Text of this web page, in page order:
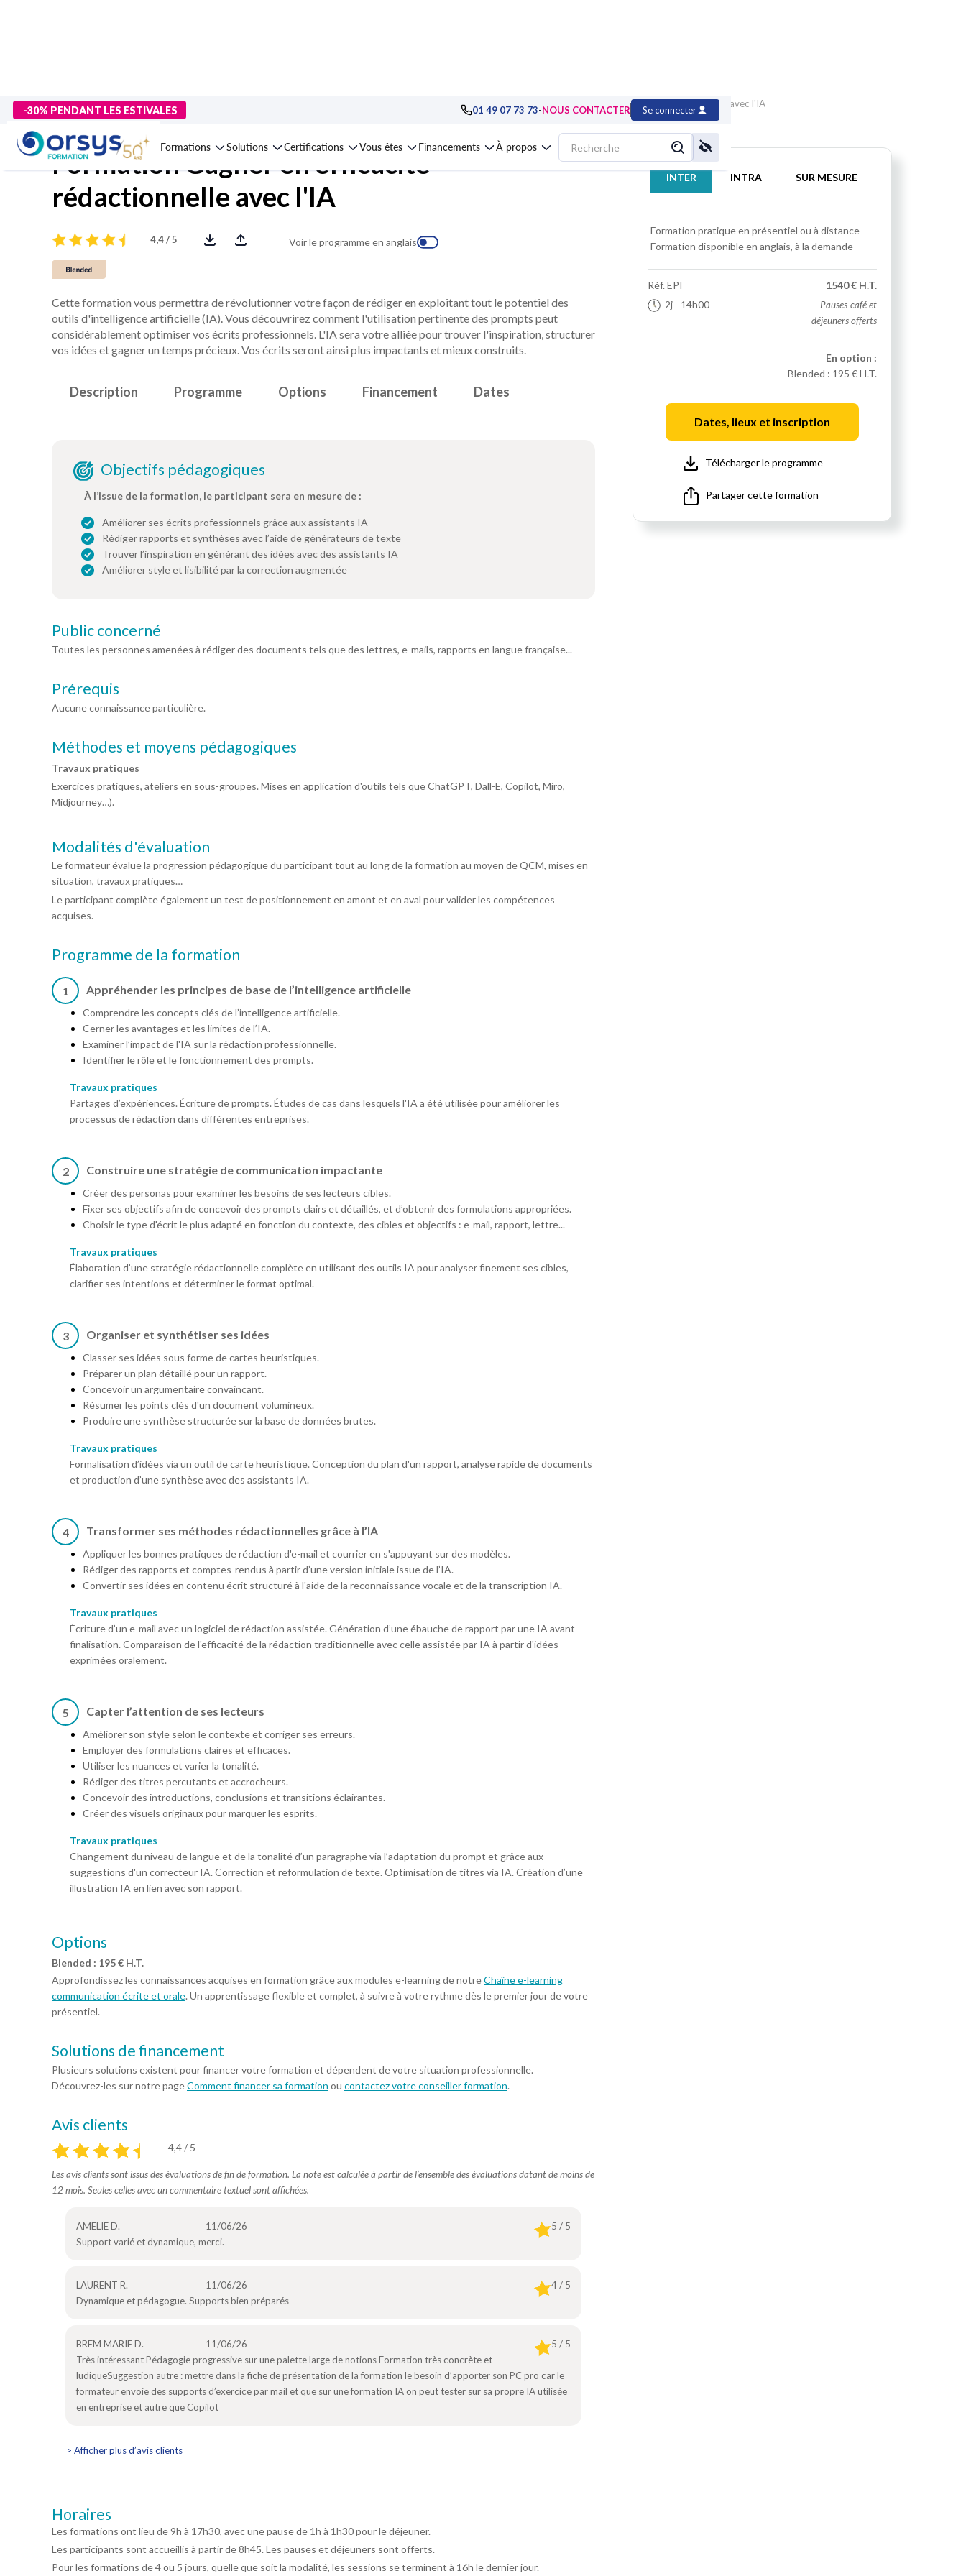
-30% PENDANT LES ESTIVALES 01 49 07 73 73-NOUS CONTACTER Se connecter
Formations Solutions Certifications Vous êtes Financements À propos
> Formations>Management - Développement personnel Ecrits professionnels Formation Gagner en efficacité rédactionnelle avec l'IA
Formation Gagner en efficacité
rédactionnelle avec l'IA
4,4 / 5 Voir le programme en anglais
INTER INTRA SUR MESURE
Formation pratique en présentiel ou à distance
Formation disponible en anglais, à la demande
Réf. EPI
2j - 14h00
1540 € H.T.
Pauses-café et
déjeuners offerts
En option :
Blended : 195 € H.T.
Dates, lieux et inscription
Télécharger le programme
Partager cette formation
Cette formation vous permettra de révolutionner votre façon de rédiger en exploitant tout le potentiel des
outils d'intelligence artificielle (IA). Vous découvrirez comment l'utilisation pertinente des prompts peut
considérablement optimiser vos écrits professionnels. L'IA sera votre alliée pour trouver l'inspiration, structurer
vos idées et gagner un temps précieux. Vos écrits seront ainsi plus impactants et mieux construits.
Description Programme Options Financement Dates
Objectifs pédagogiques
À l’issue de la formation, le participant sera en mesure de :
Améliorer ses écrits professionnels grâce aux assistants IA
Rédiger rapports et synthèses avec l’aide de générateurs de texte
Trouver l’inspiration en générant des idées avec des assistants IA
Améliorer style et lisibilité par la correction augmentée
Public concerné
Toutes les personnes amenées à rédiger des documents tels que des lettres, e-mails, rapports en langue française...
Prérequis
Aucune connaissance particulière.
Méthodes et moyens pédagogiques
Travaux pratiques
Exercices pratiques, ateliers en sous-groupes. Mises en application d'outils tels que ChatGPT, Dall-E, Copilot, Miro,
Midjourney…).
Modalités d'évaluation
Le formateur évalue la progression pédagogique du participant tout au long de la formation au moyen de QCM, mises en
situation, travaux pratiques…
Le participant complète également un test de positionnement en amont et en aval pour valider les compétences
acquises.
Programme de la formation
1 Appréhender les principes de base de l’intelligence artificielle
Comprendre les concepts clés de l’intelligence artificielle.
Cerner les avantages et les limites de l’IA.
Examiner l’impact de l'IA sur la rédaction professionnelle.
Identifier le rôle et le fonctionnement des prompts.
Travaux pratiques
Partages d’expériences. Écriture de prompts. Études de cas dans lesquels l'IA a été utilisée pour améliorer les
processus de rédaction dans différentes entreprises.
2 Construire une stratégie de communication impactante
Créer des personas pour examiner les besoins de ses lecteurs cibles.
Fixer ses objectifs afin de concevoir des prompts clairs et détaillés, et d’obtenir des formulations appropriées.
Choisir le type d'écrit le plus adapté en fonction du contexte, des cibles et objectifs : e-mail, rapport, lettre...
Travaux pratiques
Élaboration d’une stratégie rédactionnelle complète en utilisant des outils IA pour analyser finement ses cibles,
clarifier ses intentions et déterminer le format optimal.
3 Organiser et synthétiser ses idées
Classer ses idées sous forme de cartes heuristiques.
Préparer un plan détaillé pour un rapport.
Concevoir un argumentaire convaincant.
Résumer les points clés d'un document volumineux.
Produire une synthèse structurée sur la base de données brutes.
Travaux pratiques
Formalisation d’idées via un outil de carte heuristique. Conception du plan d'un rapport, analyse rapide de documents
et production d’une synthèse avec des assistants IA.
4 Transformer ses méthodes rédactionnelles grâce à l’IA
Appliquer les bonnes pratiques de rédaction d'e-mail et courrier en s'appuyant sur des modèles.
Rédiger des rapports et comptes-rendus à partir d’une version initiale issue de l’IA.
Convertir ses idées en contenu écrit structuré à l'aide de la reconnaissance vocale et de la transcription IA.
Travaux pratiques
Écriture d’un e-mail avec un logiciel de rédaction assistée. Génération d’une ébauche de rapport par une IA avant
finalisation. Comparaison de l'efficacité de la rédaction traditionnelle avec celle assistée par IA à partir d'idées
exprimées oralement.
5 Capter l’attention de ses lecteurs
Améliorer son style selon le contexte et corriger ses erreurs.
Employer des formulations claires et efficaces.
Utiliser les nuances et varier la tonalité.
Rédiger des titres percutants et accrocheurs.
Concevoir des introductions, conclusions et transitions éclairantes.
Créer des visuels originaux pour marquer les esprits.
Travaux pratiques
Changement du niveau de langue et de la tonalité d’un paragraphe via l’adaptation du prompt et grâce aux
suggestions d'un correcteur IA. Correction et reformulation de texte. Optimisation de titres via IA. Création d’une
illustration IA en lien avec son rapport.
Options
Blended : 195 € H.T.
Approfondissez les connaissances acquises en formation grâce aux modules e-learning de notreChaîne e-learning
communication écrite et orale. Un apprentissage flexible et complet, à suivre à votre rythme dès le premier jour de votre
présentiel.
Solutions de financement
Plusieurs solutions existent pour financer votre formation et dépendent de votre situation professionnelle.
Découvrez-les sur notre pageComment financer sa formation ou contactez votre conseiller formation.
Avis clients
4,4 / 5
Les avis clients sont issus des évaluations de fin de formation. La note est calculée à partir de l’ensemble des évaluations datant de moins de
12 mois. Seules celles avec un commentaire textuel sont affichées.
AMELIE D. 11/06/26
5 / 5
Support varié et dynamique, merci.
LAURENT R. 11/06/26
4 / 5
Dynamique et pédagogue. Supports bien préparés
BREM MARIE D. 11/06/26
5 / 5
Très intéressant Pédagogie progressive sur une palette large de notions Formation très concrète et
ludiqueSuggestion autre : mettre dans la fiche de présentation de la formation le besoin d’apporter son PC pro car le
formateur envoie des supports d’exercice par mail et que sur une formation IA on peut tester sur sa propre IA utilisée
en entreprise et autre que Copilot
> Afficher plus d’avis clients
Horaires
Les formations ont lieu de 9h à 17h30, avec une pause de 1h à 1h30 pour le déjeuner.
Les participants sont accueillis à partir de 8h45. Les pauses et déjeuners sont offerts.
Pour les formations de 4 ou 5 jours, quelle que soit la modalité, les sessions se terminent à 16h le dernier jour.